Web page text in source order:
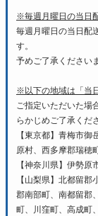
※毎週月曜日の当日
毎週月曜日の当日配
す。
予めご了承ください
※以下の地域は「当
ご指定いただいた場
らかじめご了承くだ
【東京都】青梅市
原村、西多摩郡瑞穂
【神奈川県】伊勢原
【山梨県】北都留
郡南部町、南都留郡
町、川窪町、高成町